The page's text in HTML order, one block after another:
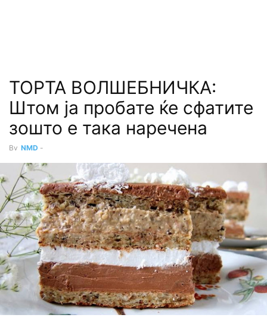
ТОРТА ВОЛШЕБНИЧКА:
Штом ја пробате ќе сфатите
зошто е така наречена
By NMD -